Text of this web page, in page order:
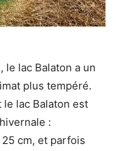
le lac Balaton a un
plus tempéré.
lac Balaton est
:
cm, et parfois